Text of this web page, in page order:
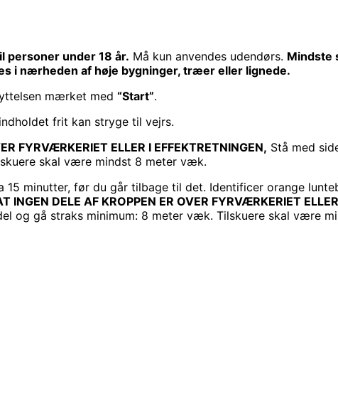
personer under 18 år. Må kun anvendes udendørs. Mindste
i nærheden af høje bygninger, træer eller lignede.
mærket med “Start”.
frit kan stryge til vejrs.
FYRVÆRKERIET ELLER I EFFEKTRETNINGEN, Stå med
skal være mindst 8 meter væk.
minutter, før du går tilbage til det. Identificer orange
INGEN DELE AF KROPPEN ER OVER FYRVÆRKERIET
og gå straks minimum: 8 meter væk. Tilskuere skal være